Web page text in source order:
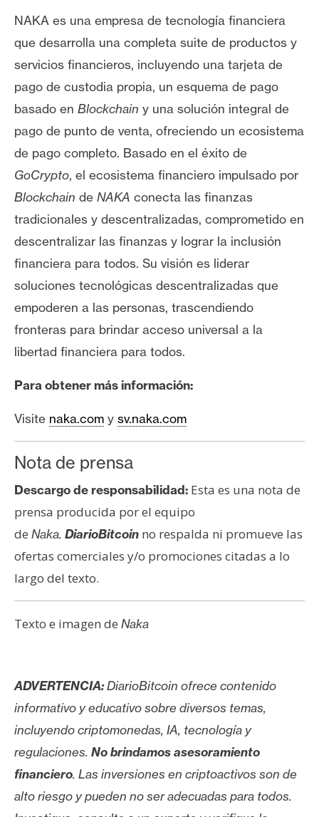
NAKA es una empresa de tecnología financiera
que desarrolla una completa suite de productos y
servicios financieros, incluyendo una tarjeta de
pago de custodia propia, un esquema de pago
basado en Blockchain y una solución integral de
pago de punto de venta, ofreciendo un ecosistema
de pago completo. Basado en el éxito de
GoCrypto, el ecosistema financiero impulsado por
Blockchain de NAKA conecta las finanzas
tradicionales y descentralizadas, comprometido en
descentralizar las finanzas y lograr la inclusión
financiera para todos. Su visión es liderar
soluciones tecnológicas descentralizadas que
empoderen a las personas, trascendiendo
fronteras para brindar acceso universal a la
libertad financiera para todos.
Para obtener más información:
Visite naka.com y sv.naka.com
Nota de prensa
Descargo de responsabilidad: Esta es una nota de
prensa producida por el equipo
de Naka. DiarioBitcoin no respalda ni promueve las
ofertas comerciales y/o promociones citadas a lo
largo del texto.
Texto e imagen de Naka
ADVERTENCIA:DiarioBitcoin ofrece contenido
informativo y educativo sobre diversos temas,
incluyendo criptomonedas, IA, tecnología y
regulaciones. No brindamos asesoramiento
financiero. Las inversiones en criptoactivos son de
alto riesgo y pueden no ser adecuadas para todos.